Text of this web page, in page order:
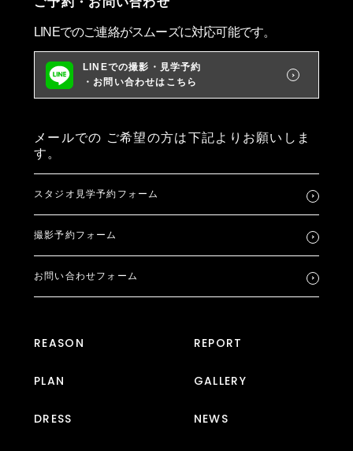
LINEでのご連絡がスムーズに対応可能です。
LINEでの撮影・見学予約
・お問い合わせはこちら
メールでの ご希望の方は下記よりお願いしま
す。
スタジオ見学予約フォーム
撮影予約フォーム
お問い合わせフォーム
REASON
PLAN
DRESS
REPORT
GALLERY
NEWS